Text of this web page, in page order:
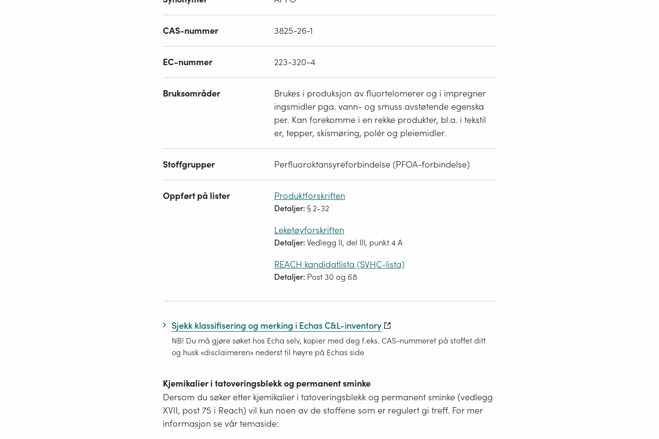
CAS-nummer 3825-26-1
EC-nummer 223-320-4
Bruksområder
Brukes i produksjon av fluortelomerer og i impregner
ingsmidler pga. vann- og smuss avstøtende egenska
per. Kan forekomme i en rekke produkter, bl.a. i tekstil
er, tepper, skismøring, polér og pleiemidler.
Stoffgrupper Perfluoroktansyreforbindelse (PFOA-forbindelse)
Oppført på lister Produktforskriften
Detaljer: § 2-32
Leketøyforskriften
Detaljer:Vedlegg II, del III, punkt 4 A
REACH kandidatlista (SVHC-lista)
Detaljer: Post 30 og 68
Sjekk klassifisering og merking i Echas C&L-inventory
NB! Du må gjøre søket hos Echa selv, kopier med deg f.eks. CAS-nummeret på stoffet ditt
og husk «disclaimeren» nederst til høyre på Echas side
Kjemikalier i tatoveringsblekk og permanent sminke
Dersom du søker etter kjemikalier i tatoveringsblekk og permanent sminke (vedlegg
XVII, post 75 i Reach) vil kun noen av de stoffene som er regulert gi treff. For mer
informasjon se vår temaside: